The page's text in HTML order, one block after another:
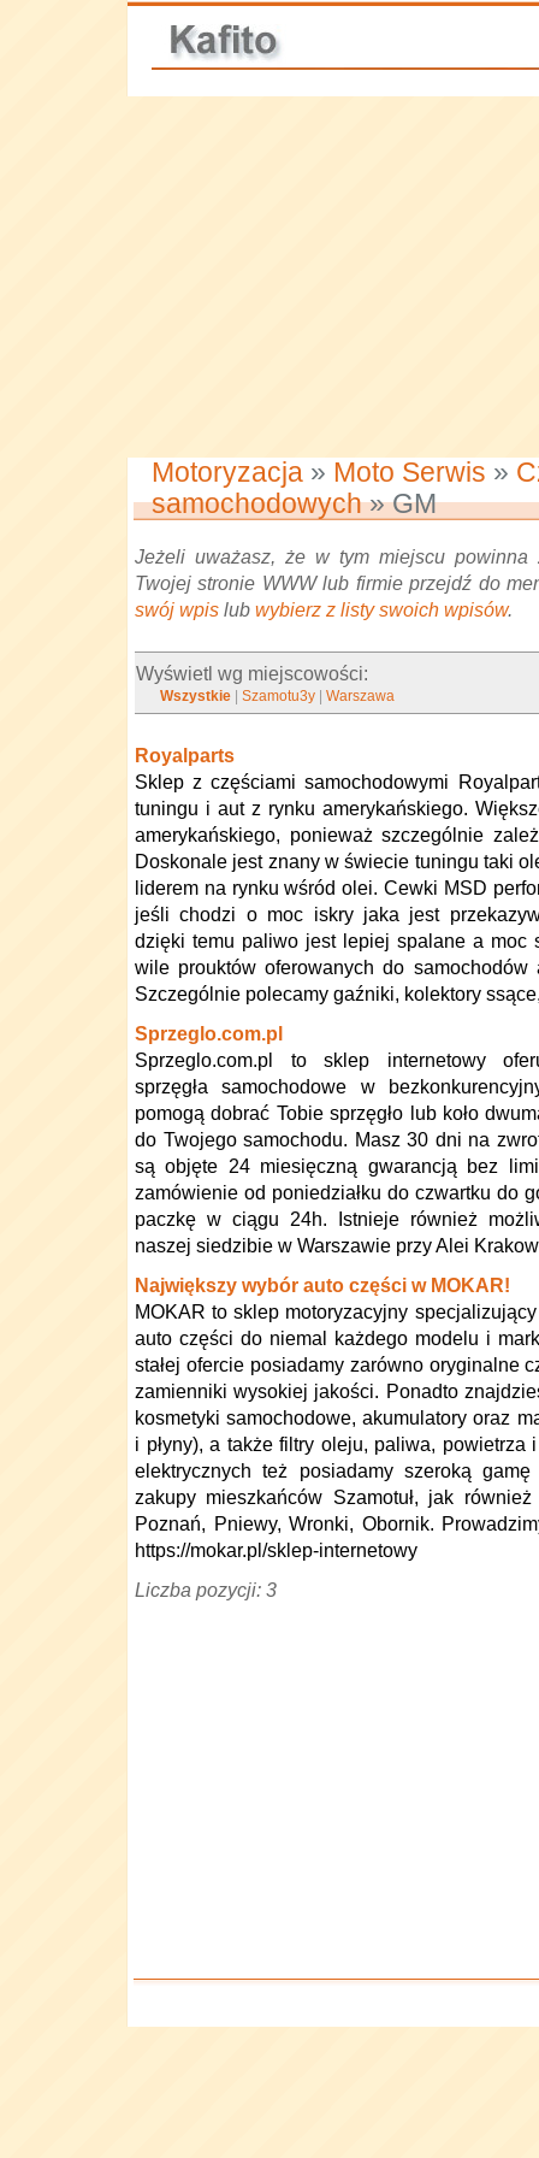
Motoryzacja » Moto Serwis »
samochodowych» GM
Jeżeli uważasz, że w tym miejscu powinna
Twojej stronie WWW lub firmie przejdź do
swój wpis lub wybierz z listy swoich wpisów.
Wyświetl wg miejscowości:
Wszystkie |Szamotu3y |Warszawa
Royalparts
Sklep z częściami samochodowymi
tuningu i aut z rynku amerykańskiego.
amerykańskiego, ponieważ szczególnie
Doskonale jest znany w świecie tuningu taki
liderem na rynku wśród olei. Cewki MSD
jeśli chodzi o moc iskry jaka jest
dzięki temu paliwo jest lepiej spalane a moc
wile prouktów oferowanych do samochodów
Szczególnie polecamy gaźniki, kolektory
Sprzeglo.com.pl
Sprzeglo.com.pl to sklep internetowy
sprzęgła samochodowe w
pomogą dobrać Tobie sprzęgło lub koło
do Twojego samochodu. Masz 30 dni na
są objęte 24 miesięczną gwarancją bez
zamówienie od poniedziałku do czwartku do
paczkę w ciągu 24h. Istnieje również
naszej siedzibie w Warszawie przy Alei
Największy wybór auto części w MOKAR!
MOKAR to sklep motoryzacyjny
auto części do niemal każdego modelu i
stałej ofercie posiadamy zarówno oryginalne
zamienniki wysokiej jakości. Ponadto
kosmetyki samochodowe, akumulatory oraz
i płyny), a także filtry oleju, paliwa, powietrza
elektrycznych też posiadamy szeroką
zakupy mieszkańców Szamotuł, jak
Poznań, Pniewy, Wronki, Obornik.
https://mokar.pl/sklep-internetowy
Liczba pozycji: 3